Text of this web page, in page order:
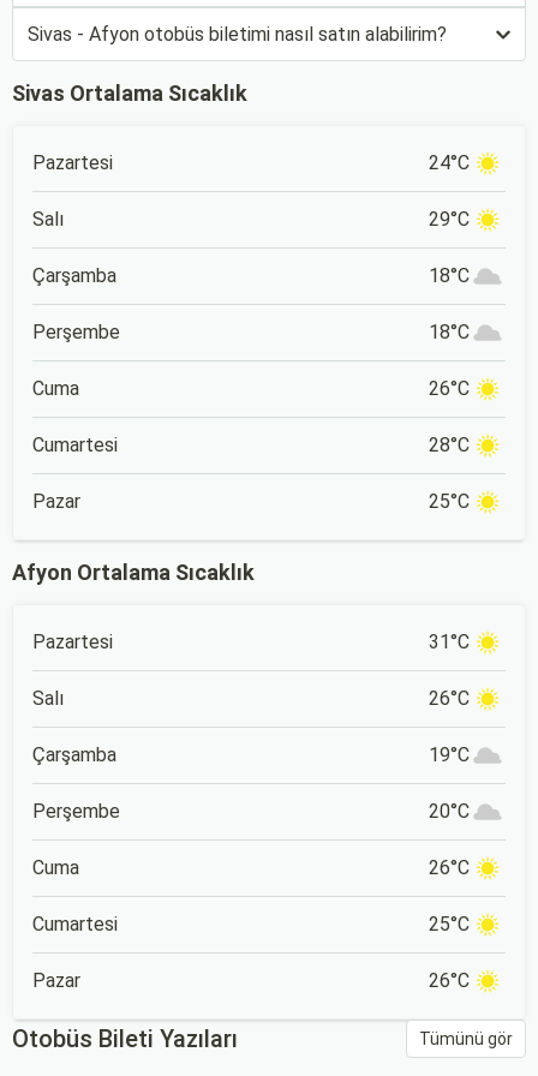
Sivas - Afyon otobüs biletimi nasıl satın alabilirim?
Sivas Ortalama Sıcaklık
Pazartesi 24°C
Salı 29°C
Çarşamba 18°C
Perşembe 18°C
Cuma 26°C
Cumartesi 28°C
Pazar 25°C
Afyon Ortalama Sıcaklık
Pazartesi 31°C
Salı 26°C
Çarşamba 19°C
Perşembe 20°C
Cuma 26°C
Cumartesi 25°C
Pazar 26°C
Otobüs Bileti Yazıları Tümünü gör